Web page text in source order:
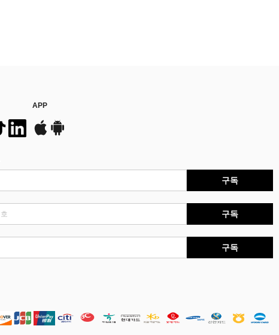
APP
구독
구독
구독